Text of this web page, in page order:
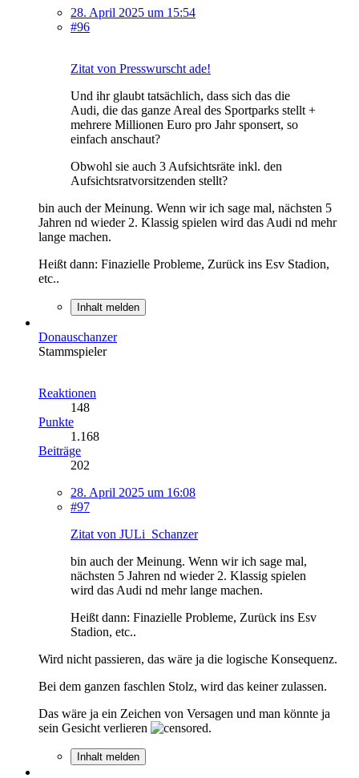
28. April 2025 um 15:54
#96
Zitat von Presswurscht ade!
Und ihr glaubt tatsächlich, dass sich das die
Audi, die das ganze Areal des Sportparks stellt +
mehrere Millionen Euro pro Jahr sponsert, so
einfach anschaut?
Obwohl sie auch 3 Aufsichtsräte inkl. den
Aufsichtsratvorsitzenden stellt?
bin auch der Meinung. Wenn wir ich sage mal, nächsten 5
Jahren nd wieder 2. Klassig spielen wird das Audi nd mehr
lange machen.
Heißt dann: Finazielle Probleme, Zurück ins Esv Stadion,
etc..
Inhalt melden
Donauschanzer
Stammspieler
Reaktionen
148
Punkte
1.168
Beiträge
202
28. April 2025 um 16:08
#97
Zitat von JULi_Schanzer
bin auch der Meinung. Wenn wir ich sage mal,
nächsten 5 Jahren nd wieder 2. Klassig spielen
wird das Audi nd mehr lange machen.
Heißt dann: Finazielle Probleme, Zurück ins Esv
Stadion, etc..
Wird nicht passieren, das wäre ja die logische Konsequenz.
Bei dem ganzen faschlen Stolz, wird das keiner zulassen.
Das wäre ja ein Zeichen von Versagen und man könnte ja
sein Gesicht verlieren
.
Inhalt melden